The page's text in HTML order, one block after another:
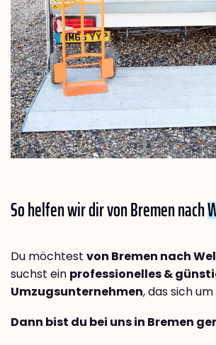
So helfen wir dir von Bremen nach
Du möchtest von Bremen nach
suchst ein professionelles &
Umzugsunternehmen, das sich
Dann bist du bei uns in Bremen